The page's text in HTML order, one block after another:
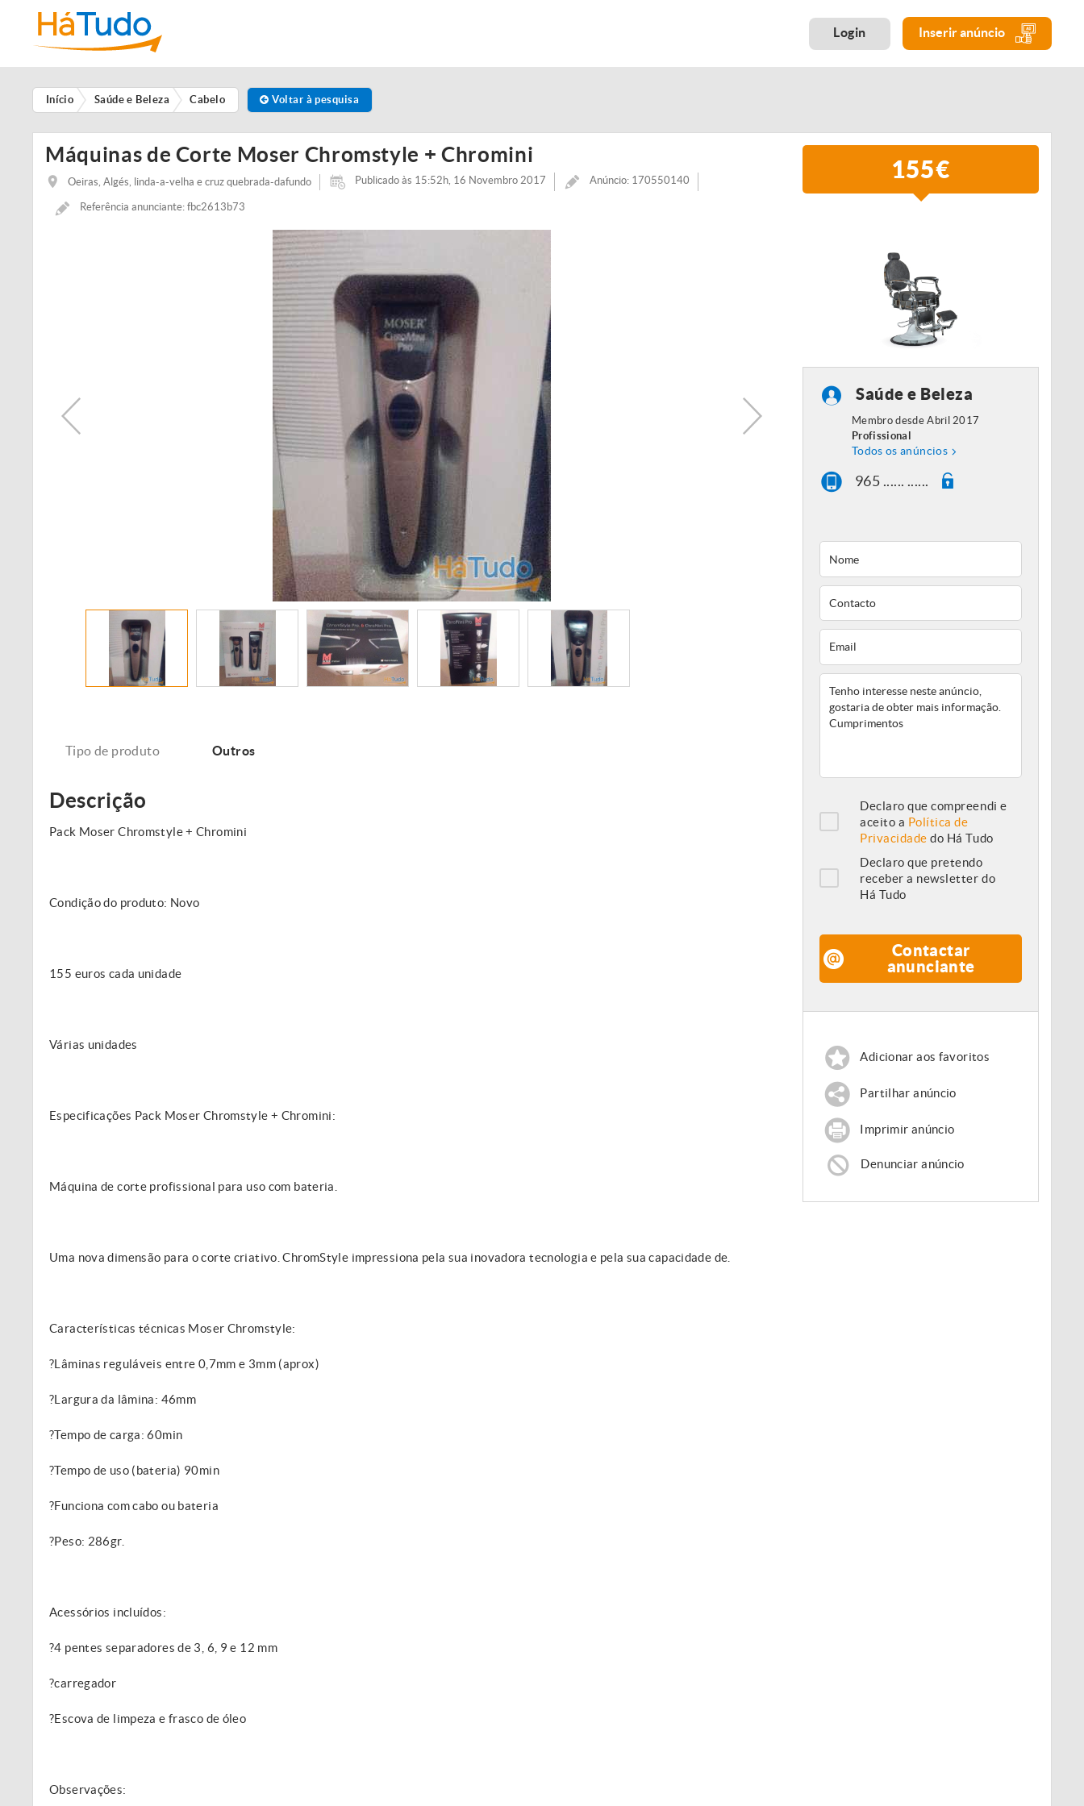
Login Inserir anúncio
Início Saúde e Beleza Cabelo Voltar à pesquisa
Máquinas de Corte Moser Chromstyle + Chromini
Oeiras, Algés, linda-a-velha e cruz quebrada-dafundo Publicado às 15:52h, 16 Novembro 2017 Anúncio: 170550140
Referência anunciante: fbc2613b73
155€
Tipo de produto Outros
Descrição
Pack Moser Chromstyle + Chromini
Condição do produto: Novo
155 euros cada unidade
Várias unidades
Especificações Pack Moser Chromstyle + Chromini:
Máquina de corte profissional para uso com bateria.
Uma nova dimensão para o corte criativo. ChromStyle impressiona pela sua inovadora tecnologia e pela sua capacidade de.
Características técnicas Moser Chromstyle:
?Lâminas reguláveis entre 0,7mm e 3mm (aprox)
?Largura da lâmina: 46mm
?Tempo de carga: 60min
?Tempo de uso (bateria) 90min
?Funciona com cabo ou bateria
?Peso: 286gr.
Acessórios incluídos:
?4 pentes separadores de 3, 6, 9 e 12 mm
?carregador
?Escova de limpeza e frasco de óleo
Observações:
Saúde e Beleza
Membro desde Abril 2017
Profissional
Todos os anúncios
965 ...... ......
Declaro que compreendi e
aceito a Política de
Privacidade do Há Tudo
Declaro que pretendo
receber a newsletter do
Há Tudo
Contactar
anunciante
Adicionar aos favoritos
Partilhar anúncio
Imprimir anúncio
Denunciar anúncio